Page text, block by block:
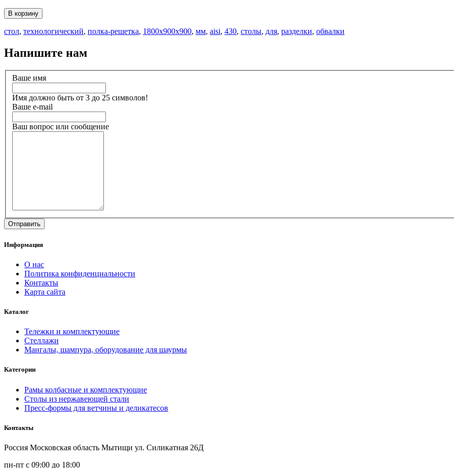
В корзину
стол, технологический, полка-решетка, 1800х900х900, мм, aisi, 430, столы, для, разделки, обвалки
Напишите нам
Ваше имя
Имя должно быть от 3 до 25 символов!
Ваше e-mail
Ваш вопрос или сообщение
Информация
О нас
Политика конфиденциальности
Контакты
Карта сайта
Каталог
Тележки и комплектующие
Стеллажи
Мангалы, шампура, оборудование для шаурмы
Категории
Рамы колбасные и комплектующие
Столы из нержавеющей стали
Пресс-формы для ветчины и деликатесов
Контакты
Россия Московская область Мытищи ул. Силикатная 26Д
пн-пт с 09:00 до 18:00